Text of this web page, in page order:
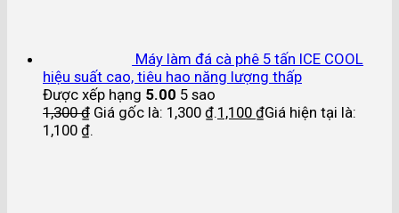
Máy làm đá cà phê 5 tấn ICE COOL
hiệu suất cao, tiêu hao năng lượng thấp
Được xếp hạng 5.00 5 sao
1,300₫ Giá gốc là: 1,300 ₫.1,100 ₫Giá hiện tại là:
1,100 ₫.